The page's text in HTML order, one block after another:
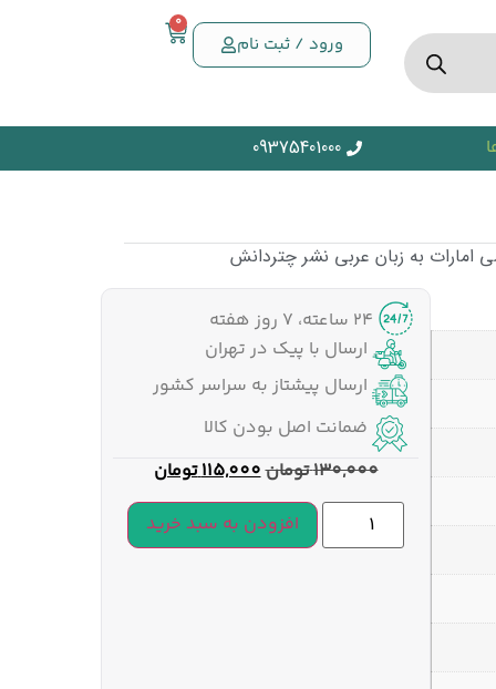
ورود / ثبت نام
0
09375401000
امارات به زبان عربی نشر چتردانش
۲۴ ساعته، ۷ روز هفته
ارسال با پیک در تهران
ارسال پیشتاز به سراسر کشور
ضمانت اصل بودن کالا
130,000تومان115,000تومان
افزودن به سبد خرید